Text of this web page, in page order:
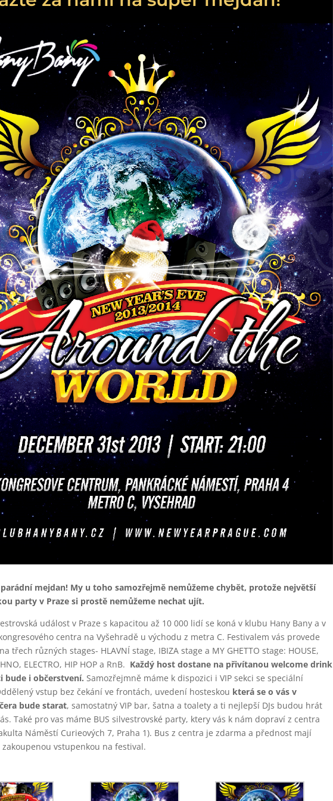
mejdan! My u toho samozřejmě nemůžeme chybět, protože největší
party v Praze si prostě nemůžeme nechat ujít.
událost v Praze s kapacitou až 10 000 lidí se koná v klubu Hany Bany a v
centra na Vyšehradě u východu z metra C. Festivalem vás provede
třech různých stages- HLAVNÍ stage, IBIZA stage a MY GHETTO stage: HOUSE,
ELECTRO, HIP HOP a RnB. Každý host dostane na přivítanou welcome drink
bude i občerstvení. Samozřejmně máme k dispozici i VIP sekci se speciální
vstup bez čekání ve frontách, uvedení hosteskou která se o vás v
bude starat, samostatný VIP bar, šatna a toalety a ti nejlepší DJs budou hrát
Také pro vas máme BUS silvestrovské party, ktery vás k nám dopraví z centra
Náměstí Curieových 7, Praha 1). Bus z centra je zdarma a přednost mají
zakoupenou vstupenkou na festival.